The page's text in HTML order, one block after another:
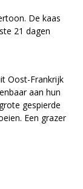
De kaas
21 dagen
Oost-Frankrijk
aan hun
gespierde
Een grazer